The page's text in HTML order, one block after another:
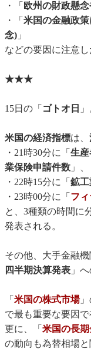
・「 欧州の財政懸
・「 米国の金融政
念) 」
などの要因に注意し
★★★
15日の「 ゴトオ日 」
米国の経済指標は、
・21時30分に「 生
業保険申請件数 」、
・22時15分に「 鉱
・23時00分に「 フ
と、3種類の時間に
発表される。
その他、大手金融機
四半期決算発表 」
「 米国の株式市場」
で最も重要な要因で
更に、「 米国の長期
の動向も為替相場と